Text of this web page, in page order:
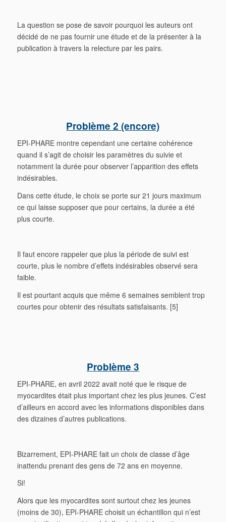
La question se pose de savoir pourquoi les auteurs ont
décidé de ne pas fournir une étude et de la présenter à la
publication à travers la relecture par les pairs.
Problème 2 (encore)
EPI-PHARE montre cependant une certaine cohérence
quand il s’agit de choisir les paramètres du suivie et
notamment la durée pour observer l’apparition des effets
indésirables.
Dans cette étude, le choix se porte sur 21 jours maximum
ce qui laisse supposer que pour certains, la durée a été
plus courte.
Il faut encore rappeler que plus la période de suivi est
courte, plus le nombre d’effets indésirables observé sera
faible.
Il est pourtant acquis que même 6 semaines semblent trop
courtes pour obtenir des résultats satisfaisants. [5]
Problème 3
EPI-PHARE, en avril 2022 avait noté que le risque de
myocardites était plus important chez les plus jeunes. C’est
d’ailleurs en accord avec les informations disponibles dans
des dizaines d’autres publications.
Bizarrement, EPI-PHARE fait un choix de classe d’âge
inattendu prenant des gens de 72 ans en moyenne.
Si!
Alors que les myocardites sont surtout chez les jeunes
(moins de 30), EPI-PHARE choisit un échantillon qui n’est